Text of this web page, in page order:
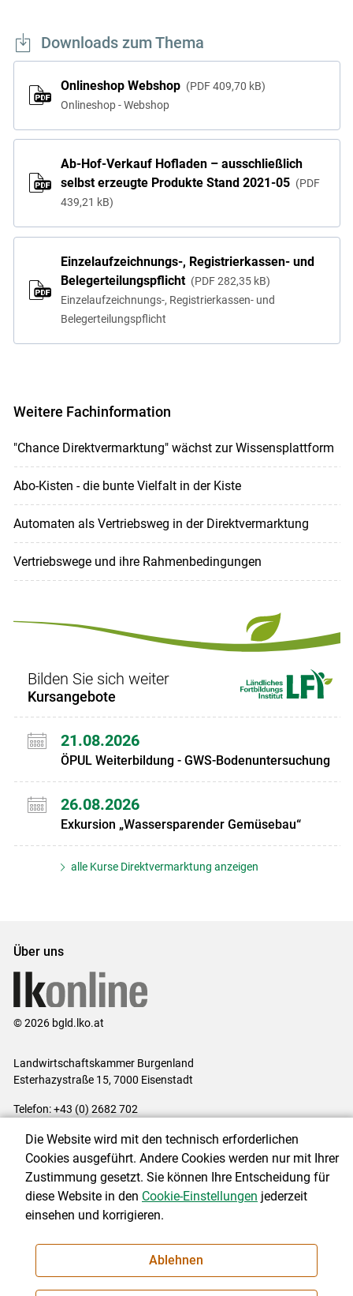
Downloads zum Thema
Onlineshop Webshop PDF 409,70 kB
Onlineshop - Webshop
Ab-Hof-Verkauf Hofladen – ausschließlich
selbst erzeugte Produkte Stand 2021-05
PDF
439,21 kB
Einzelaufzeichnungs-, Registrierkassen- und
Belegerteilungspflicht
PDF 282,35 kB
Einzelaufzeichnungs-, Registrierkassen- und
Belegerteilungspflicht
Weitere Fachinformation
"Chance Direktvermarktung" wächst zur Wissensplattform
Abo-Kisten - die bunte Vielfalt in der Kiste
Automaten als Vertriebsweg in der Direktvermarktung
Vertriebswege und ihre Rahmenbedingungen
Bilden Sie sich weiter
Kursangebote
21.08.2026
ÖPUL Weiterbildung - GWS-Bodenuntersuchung
26.08.2026
Exkursion „Wassersparender Gemüsebau“
alle Kurse Direktvermarktung anzeigen
Über uns
© 2026 bgld.lko.at
Landwirtschaftskammer Burgenland
Esterhazystraße 15, 7000 Eisenstadt
Telefon: +43 (0) 2682 702
Impressum|Kontakt|Datenschutzerklärung|Barrierefreiheit|
Cookie-Einstellungen
NEWSLETTER
Die Website wird mit den technisch erforderlichen
Cookies ausgeführt. Andere Cookies werden nur mit Ihrer
Zustimmung gesetzt. Sie können Ihre Entscheidung für
diese Website in den Cookie-Einstellungen jederzeit
einsehen und korrigieren.
Ablehnen